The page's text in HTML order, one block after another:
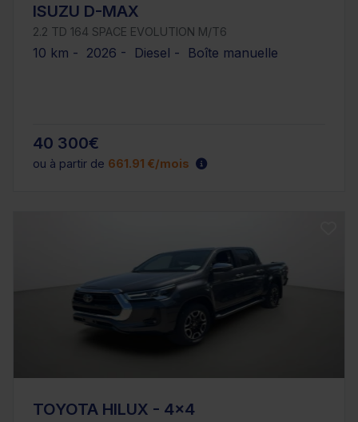
ISUZU D-MAX
2.2 TD 164 SPACE EVOLUTION M/T6
10 km - 2026 - Diesel - Boîte manuelle
40 300€
ou à partir de 661.91 €/mois
TOYOTA HILUX - 4x4